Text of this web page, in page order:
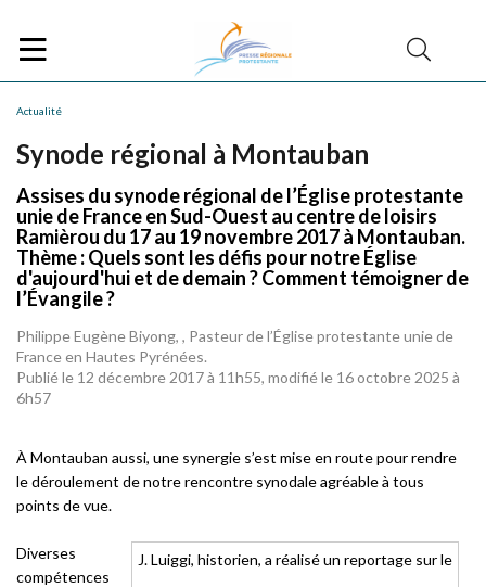
Actualité
Synode régional à Montauban
Assises du synode régional de l’Église protestante
unie de France en Sud-Ouest au centre de loisirs
Ramièrou du 17 au 19 novembre 2017 à Montauban.
Thème : Quels sont les défis pour notre Église
d'aujourd'hui et de demain ? Comment témoigner de
l’Évangile ?
Philippe Eugène Biyong, , Pasteur de l’Église protestante unie de
France en Hautes Pyrénées.
Publié le 12 décembre 2017 à 11h55, modifié le 16 octobre 2025 à
6h57
À Montauban aussi, une synergie s’est mise en route pour rendre
le déroulement de notre rencontre synodale agréable à tous
points de vue.
J. Luiggi, historien, a réalisé un reportage sur le
Diverses
compétences